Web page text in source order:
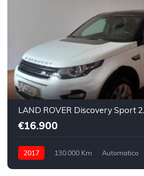
€16.900
2017 130.000 Km Automatico